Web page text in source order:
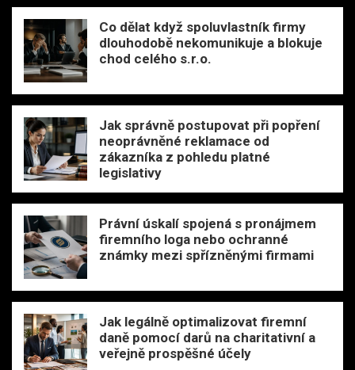
Co dělat když spoluvlastník firmy
dlouhodobě nekomunikuje a blokuje
chod celého s.r.o.
Jak správně postupovat při popření
neoprávněné reklamace od
zákazníka z pohledu platné
legislativy
Právní úskalí spojená s pronájmem
firemního loga nebo ochranné
známky mezi spřízněnými firmami
Jak legálně optimalizovat firemní
daně pomocí darů na charitativní a
veřejně prospěšné účely